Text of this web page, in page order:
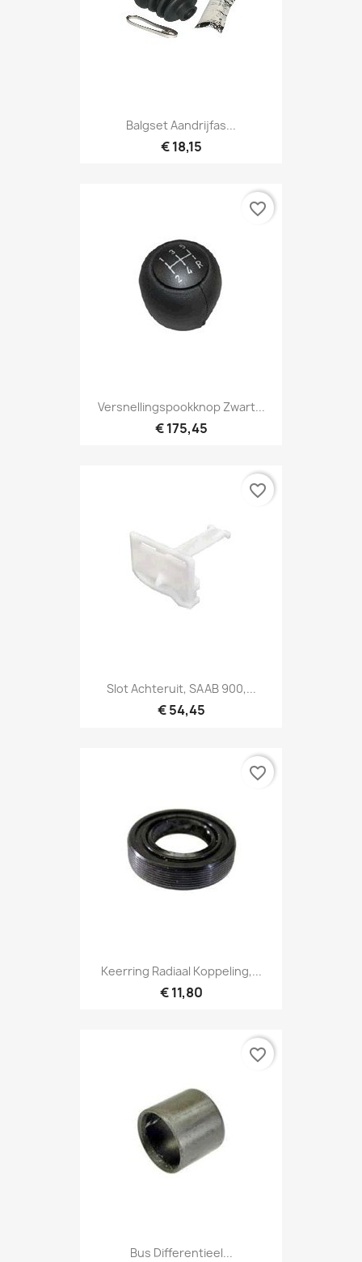
Balgset Aandrijfas...
€ 18,15
Versnellingspookknop Zwart...
€ 175,45
favorite_border
Slot Achteruit, SAAB 900,...
€ 54,45
favorite_border
Keerring Radiaal Koppeling,...
€ 11,80
favorite_border
Bus Differentieel...
favorite_border